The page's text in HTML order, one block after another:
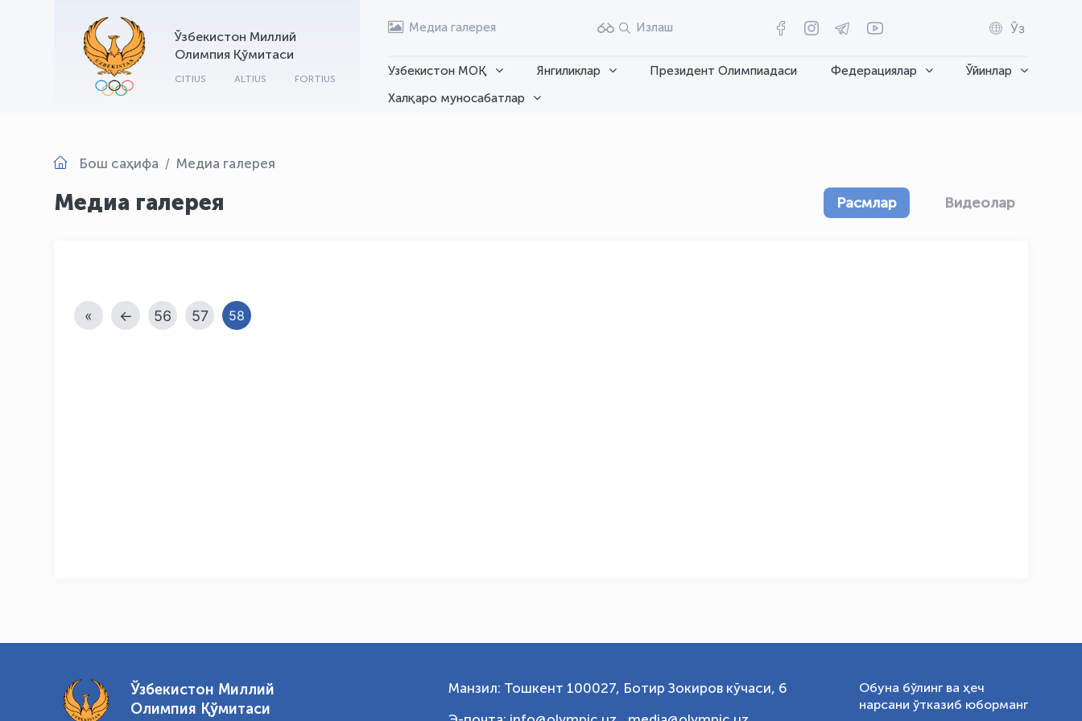
Ўзбекистон Миллий
Олимпия Қўмитаси
CITIUS ALTIUS FORTIUS
Медиа галерея Излаш Ўз
Узбекистон МОҚ Янгиликлар Президент Олимпиадаси Федерациялар
Ўйинлар
Халқаро муносабатлар
Бош саҳифа Медиа галерея
Медиа галерея Расмлар Видеолар
« ← 56 57 58
Ўзбекистон Миллий
Олимпия Қўмитаси
Манзил: Тошкент 100027, Ботир Зокиров кўчаси, 6
Обуна бўлинг ва ҳеч
нарсани ўтказиб юборманг